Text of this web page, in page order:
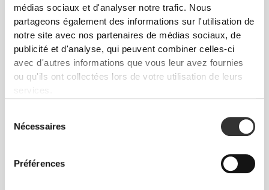
médias sociaux et d'analyser notre trafic. Nous
partageons également des informations sur l'utilisation de
notre site avec nos partenaires de médias sociaux, de
publicité et d'analyse, qui peuvent combiner celles-ci
avec d'autres informations que vous leur avez fournies
ou qu'ils ont collectées lors de votre utilisation de leurs
services.
Nécessaires
Préférences
PLUS QUECE QUE L'ON
VOIT
confort pendant ton entraînement ou ta course.